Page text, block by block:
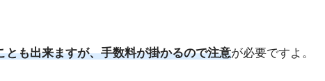
とも出来ますが、手数料が掛かるので注意が必要ですよ。